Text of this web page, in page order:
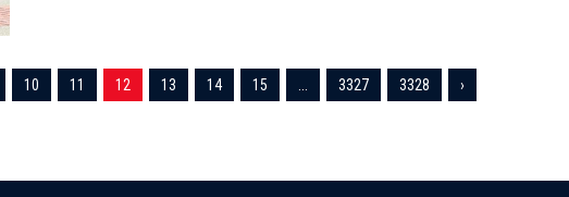
10 11 12 13 14 15 3327 3328 ›